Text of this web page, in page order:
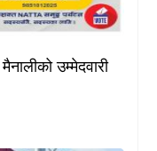
उम्मेदवारी